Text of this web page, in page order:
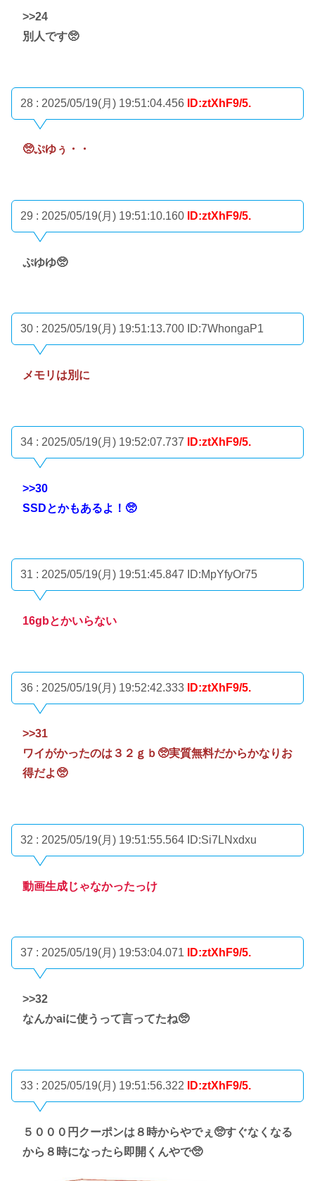
>>24
別人です🥺
28 : 2025/05/19(月) 19:51:04.456 ID:ztXhF9/5.
🥺ぷゆぅ・・
29 : 2025/05/19(月) 19:51:10.160 ID:ztXhF9/5.
ぷゆゆ🥺
30 : 2025/05/19(月) 19:51:13.700 ID:7WhongaP1
メモリは別に
34 : 2025/05/19(月) 19:52:07.737 ID:ztXhF9/5.
>>30
SSDとかもあるよ！🥺
31 : 2025/05/19(月) 19:51:45.847 ID:MpYfyOr75
16gbとかいらない
36 : 2025/05/19(月) 19:52:42.333 ID:ztXhF9/5.
>>31
ワイがかったのは３２ｇｂ🥺実質無料だからかなりお
得だよ🥺
32 : 2025/05/19(月) 19:51:55.564 ID:Si7LNxdxu
動画生成じゃなかったっけ
37 : 2025/05/19(月) 19:53:04.071 ID:ztXhF9/5.
>>32
なんかaiに使うって言ってたね🥺
33 : 2025/05/19(月) 19:51:56.322 ID:ztXhF9/5.
５０００円クーポンは８時からやでぇ🥺すぐなくなる
から８時になったら即開くんやで🥺